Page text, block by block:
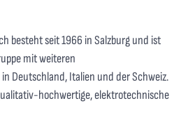
besteht seit 1966 in Salzburg und ist
mit weiteren
Deutschland, Italien und der Schweiz.
hochwertige, elektrotechnische